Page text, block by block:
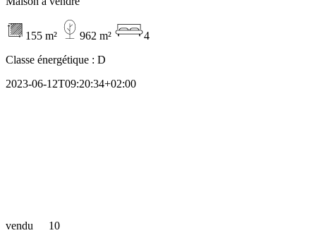
155 m² 962 m²
4
Classe énergétique : D
2023-06-12T09:20:34+02:00
vendu 10